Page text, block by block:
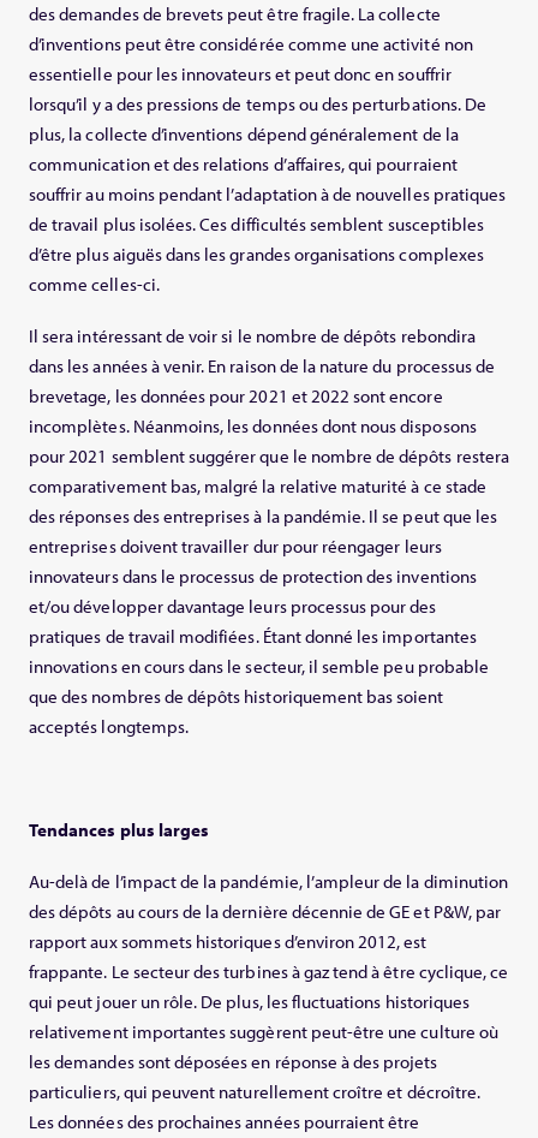
des demandes de brevets peut être fragile. La collecte
d’inventions peut être considérée comme une activité non
essentielle pour les innovateurs et peut donc en souffrir
lorsqu’il y a des pressions de temps ou des perturbations. De
plus, la collecte d’inventions dépend généralement de la
communication et des relations d’affaires, qui pourraient
souffrir au moins pendant l’adaptation à de nouvelles pratiques
de travail plus isolées. Ces difficultés semblent susceptibles
d’être plus aiguës dans les grandes organisations complexes
comme celles-ci.
Il sera intéressant de voir si le nombre de dépôts rebondira
dans les années à venir. En raison de la nature du processus de
brevetage, les données pour 2021 et 2022 sont encore
incomplètes. Néanmoins, les données dont nous disposons
pour 2021 semblent suggérer que le nombre de dépôts restera
comparativement bas, malgré la relative maturité à ce stade
des réponses des entreprises à la pandémie. Il se peut que les
entreprises doivent travailler dur pour réengager leurs
innovateurs dans le processus de protection des inventions
et/ou développer davantage leurs processus pour des
pratiques de travail modifiées. Étant donné les importantes
innovations en cours dans le secteur, il semble peu probable
que des nombres de dépôts historiquement bas soient
acceptés longtemps.
Tendances plus larges
Au-delà de l’impact de la pandémie, l’ampleur de la diminution
des dépôts au cours de la dernière décennie de GE et P&W, par
rapport aux sommets historiques d’environ 2012, est
frappante. Le secteur des turbines à gaz tend à être cyclique, ce
qui peut jouer un rôle. De plus, les fluctuations historiques
relativement importantes suggèrent peut-être une culture où
les demandes sont déposées en réponse à des projets
particuliers, qui peuvent naturellement croître et décroître.
Les données des prochaines années pourraient être